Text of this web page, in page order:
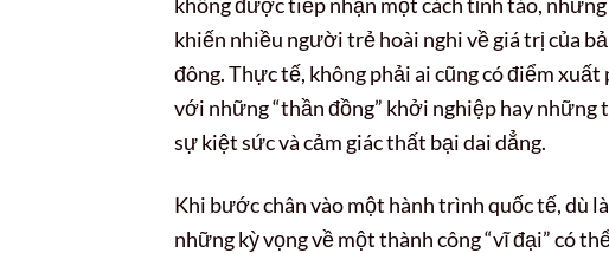
khiến nhiều người trẻ hoài nghi về giá trị của
đông. Thực tế, không phải ai cũng có điểm
với những “thần đồng” khởi nghiệp hay
sự kiệt sức và cảm giác thất bại dai dẳng.
Khi bước chân vào một hành trình quốc tế, dù
những kỳ vọng về một thành công “vĩ đại” có